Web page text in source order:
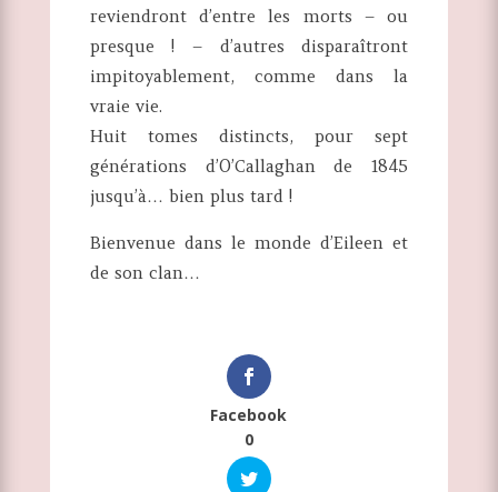
reviendront d’entre les morts – ou
presque ! – d’autres disparaîtront
impitoyablement, comme dans la
vraie vie.
Huit tomes distincts, pour sept
générations d’O’Callaghan de 1845
jusqu’à… bien plus tard !
Bienvenue dans le monde d’Eileen et
de son clan…
Facebook
0